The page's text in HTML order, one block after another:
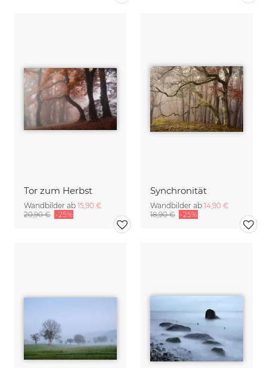
Tor zum Herbst
Wandbilder ab 15,90 €
20,90 € -25%
Synchronität
Wandbilder ab 14,90 €
18,90 € -25%